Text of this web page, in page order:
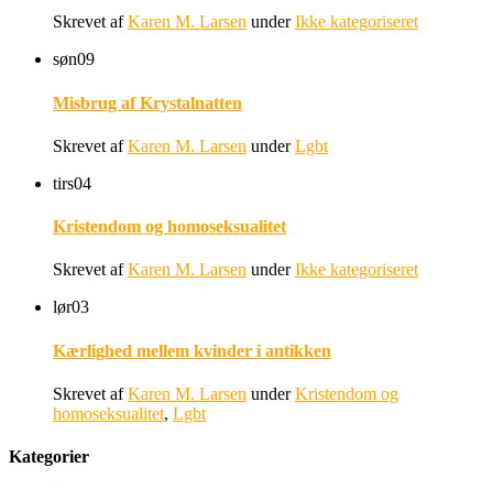
Skrevet afKaren M. Larsen underIkke kategoriseret
søn09
Misbrug af Krystalnatten
Skrevet afKaren M. Larsen underLgbt
tirs04
Kristendom og homoseksualitet
Skrevet afKaren M. Larsen underIkke kategoriseret
lør03
Kærlighed mellem kvinder i antikken
Skrevet afKaren M. Larsen underKristendom og
homoseksualitet, Lgbt
Kategorier